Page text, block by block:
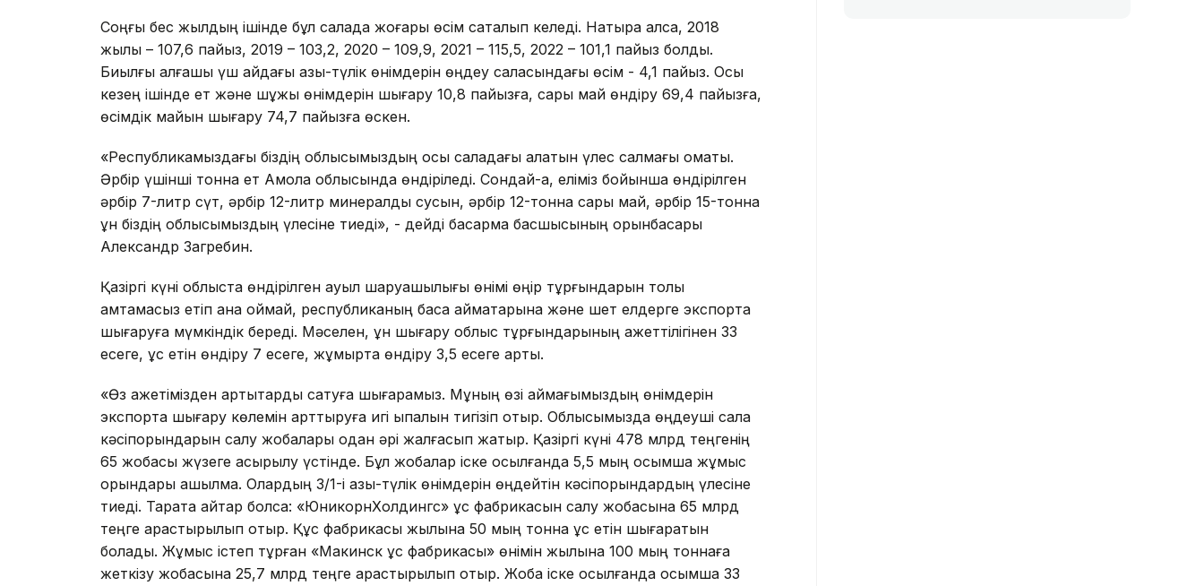
Соңғы бес жылдың ішінде бұл салада жоғары өсім сақталып келеді. Нақтырақ алсақ, 2018
жылы – 107,6 пайыз, 2019 – 103,2, 2020 – 109,9, 2021 – 115,5, 2022 – 101,1 пайыз болды.
Биылғы алғашқы үш айдағы азық-түлік өнімдерін өңдеу саласындағы өсім - 4,1 пайыз. Осы
кезең ішінде ет және шұжық өнімдерін шығару 10,8 пайызға, сары май өндіру 69,4 пайызға,
өсімдік майын шығару 74,7 пайызға өскен.
«Республикамыздағы біздің облысымыздың осы саладағы алатын үлес салмағы қомақты.
Әрбір үшінші тонна ет Ақмола облысында өндіріледі. Сондай-ақ, еліміз бойынша өндірілген
әрбір 7-литр сүт, әрбір 12-литр минералды сусын, әрбір 12-тонна сары май, әрбір 15-тонна
ұн біздің облысымыздың үлесіне тиеді», - дейді басқарма басшысының орынбасары
Александр Загребин.
Қазіргі күні облыста өндірілген ауыл шаруашылығы өнімі өңір тұрғындарын толық
қамтамасыз етіп қана қоймай, республиканың басқа аймақтарына және шет елдерге экспортқа
шығаруға мүмкіндік береді. Мәселен, ұн шығару облыс тұрғындарының қажеттілігінен 33
есеге, құс етін өндіру 7 есеге, жұмыртқа өндіру 3,5 есеге артық.
«Өз қажетімізден артықтарды сатуға шығарамыз. Мұның өзі аймағымыздың өнімдерін
экспортқа шығару көлемін арттыруға игі ықпалын тигізіп отыр. Облысымызда өңдеуші сала
кәсіпорындарын салу жобалары одан әрі жалғасып жатыр. Қазіргі күні 478 млрд теңгенің
65 жобасы жүзеге асырылу үстінде. Бұл жобалар іске қосылғанда 5,5 мың қосымша жұмыс
орындары ашылмақ. Олардың 3/1-і азық-түлік өнімдерін өңдейтін кәсіпорындардың үлесіне
тиеді. Тарата айтар болсақ: «ЮникорнХолдингс» құс фабрикасын салу жобасына 65 млрд
теңге қарастырылып отыр. Құс фабрикасы жылына 50 мың тонна құс етін шығаратын
болады. Жұмыс істеп тұрған «Макинск құс фабрикасы» өнімін жылына 100 мың тоннаға
жеткізу жобасына 25,7 млрд теңге қарастырылып отыр. Жоба іске қосылғанда қосымша 33